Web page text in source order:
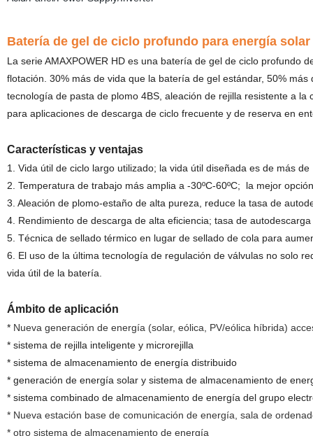
Batería de gel de ciclo profundo para energía
La serie AMAXPOWER HD es una batería de gel de ciclo profundo
flotación. 30% más de vida que la batería de gel estándar, 50%
tecnología de pasta de plomo 4BS, aleación de rejilla resistente a
para aplicaciones de descarga de ciclo frecuente y de reserva en
Características y ventajas
1. Vida útil de ciclo largo utilizado; la vida útil diseñada es de más de
2. Temperatura de trabajo más amplia a -30ºC-60ºC;
la mejor
3. Aleación de plomo-estaño de alta pureza, reduce la tasa de
4. Rendimiento de descarga de alta eficiencia; tasa de
5. Técnica de sellado térmico en lugar de sellado de cola para
6. El uso de la última tecnología de regulación de válvulas no solo
vida útil de la batería.
Ámbito de aplicación
*Nueva generación de energía (solar, eólica, PV/eólica híbrida)
* sistema de rejilla inteligente y microrejilla
* sistema de almacenamiento de energía distribuido
* generación de energía solar y sistema de almacenamiento de
* sistema combinado de almacenamiento de energía del grupo
* Nueva estación base de comunicación de energía, sala de
* otro sistema de almacenamiento de energía